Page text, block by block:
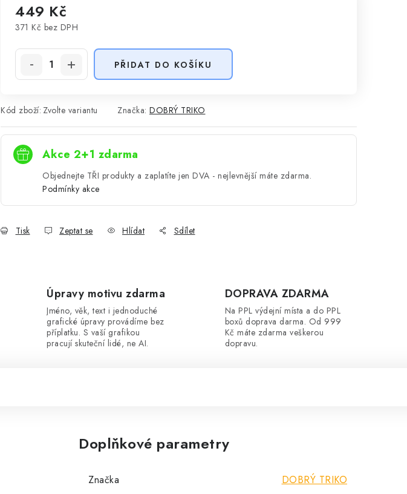
449 Kč
371 Kč bez DPH
PŘIDAT DO KOŠÍKU
Kód zboží: Zvolte variantu Značka: DOBRÝ TRIKO
Akce 2+1 zdarma
Objednejte TŘI produkty a zaplatíte jen DVA - nejlevnější máte zdarma.
Podmínky akce
Tisk Zeptat se Hlídat Sdílet
Úpravy motivu zdarma
Jméno, věk, text i jednoduché
grafické úpravy provádíme bez
příplatku. S vaší grafikou
pracují skuteční lidé, ne AI.
DOPRAVA ZDARMA
Na PPL výdejní místa a do PPL
boxů doprava darma. Od 999
Kč máte zdarma veškerou
dopravu.
Doplňkové parametry
Značka DOBRÝ TRIKO